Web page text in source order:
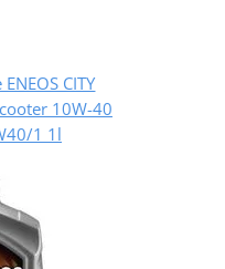
CITY
10W-40
1 1l